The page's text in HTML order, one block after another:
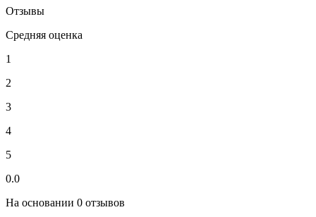
Отзывы
Средняя оценка
1
2
3
4
5
0.0
На основании 0 отзывов